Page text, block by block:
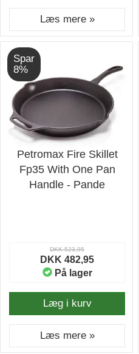
Læs mere »
Spar
8%
Petromax Fire Skillet
Fp35 With One Pan
Handle - Pande
DKK 523,95
DKK 482,95
På lager
Læg i kurv
Læs mere »